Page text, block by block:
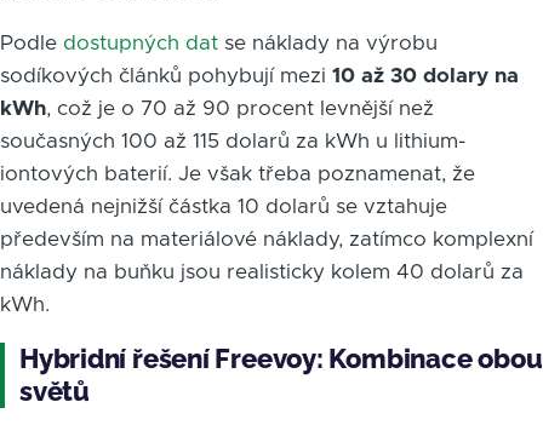
Podle dostupných dat se náklady na výrobu
sodíkových článků pohybují mezi 10 až 30 dolary na
kWh, což je o 70 až 90 procent levnější než
současných 100 až 115 dolarů za kWh u lithium-
iontových baterií. Je však třeba poznamenat, že
uvedená nejnižší částka 10 dolarů se vztahuje
především na materiálové náklady, zatímco komplexní
náklady na buňku jsou realisticky kolem 40 dolarů za
kWh.
Hybridní řešení Freevoy: Kombinace obou
světů